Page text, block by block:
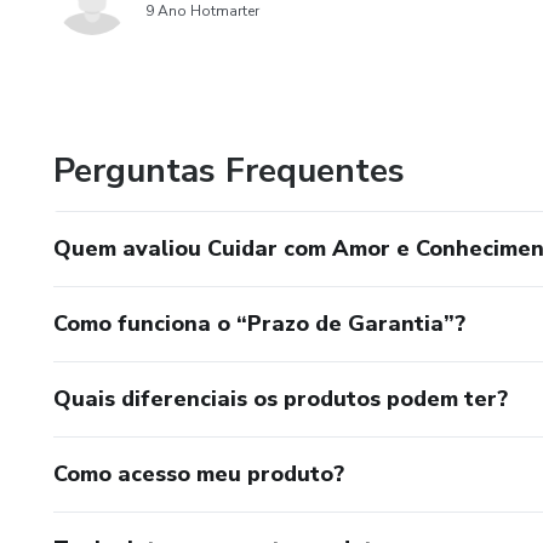
9 Ano Hotmarter
Perguntas Frequentes
Quem avaliou Cuidar com Amor e
Como funciona o “Prazo de Garantia”?
Quais diferenciais os produtos podem ter?
Como acesso meu produto?